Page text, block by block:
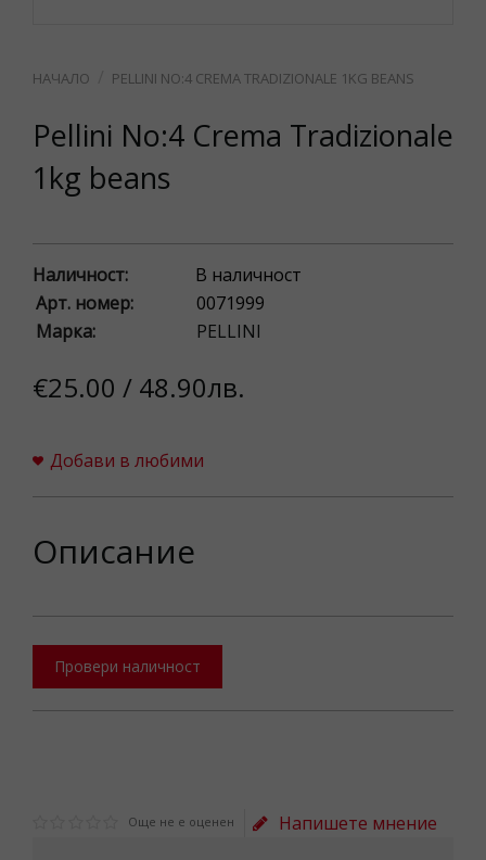
PELLINI NO:4 CREMA TRADIZIONALE 1KG BEANS
Pellini No:4 Crema Tradizionale
1kg beans
Наличност:
В наличност
Арт. номер:
0071999
Марка:
PELLINI
€25.00 / 48.90лв.
Добави в любими
Описание
Провери наличност
Още не е оценен Напишете мнение